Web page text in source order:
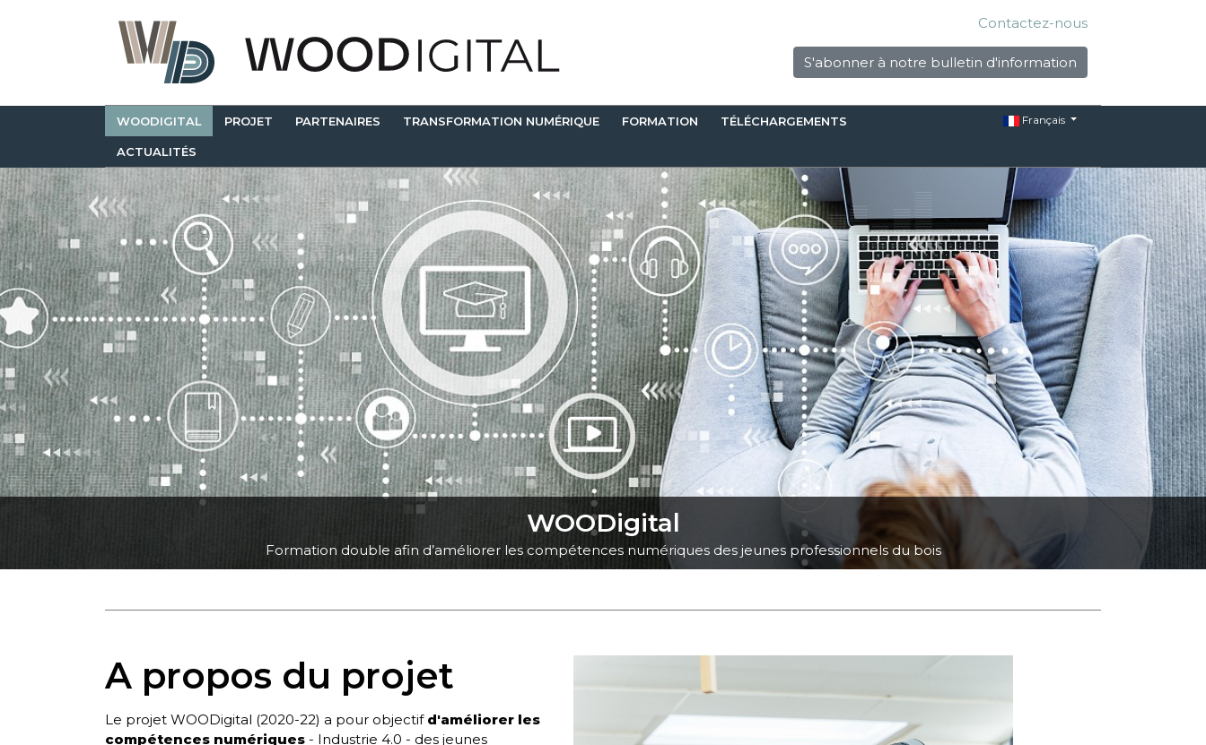
Contactez-nous
S'abonner à notre bulletin d'information
WOODIGITAL PROJET PARTENAIRES TRANSFORMATION NUMÉRIQUE FORMATION TÉLÉCHARGEMENTS
ACTUALITÉS
Français
WOODigital
Formation double afin d’améliorer les compétences numériques des jeunes professionnels du bois
A propos du projet
Le projet WOODigital (2020-22) a pour objectif d'améliorer les
compétences numériques - Industrie 4.0 - des jeunes